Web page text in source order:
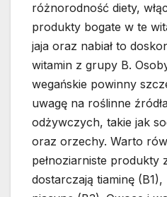
różnorodność diety,
produkty bogate w te
jaja oraz nabiał to
witamin z grupy B.
wegańskie powinny
uwagę na roślinne
odżywczych, takie jak
oraz orzechy. Warto
pełnoziarniste produkty
dostarczają tiaminę